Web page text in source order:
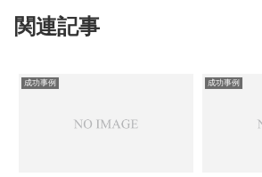
関連記事
成功事例 成功事例